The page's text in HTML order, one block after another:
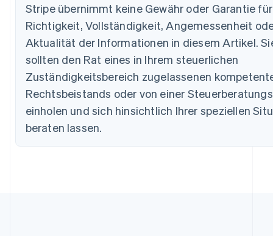
Stripe übernimmt keine Gewähr oder Garantie
Richtigkeit, Vollständigkeit, Angemessenheit
Aktualität der Informationen in diesem Artikel.
sollten den Rat eines in Ihrem steuerlichen
Zuständigkeitsbereich zugelassenen
Rechtsbeistands oder von einer
einholen und sich hinsichtlich Ihrer speziellen
beraten lassen.
Bulgarien
English
Dänemark
English
Deutschland
DeutschEnglish
Estland
English
Festlandchina
简体中文
Finnland
EnglishSvenska